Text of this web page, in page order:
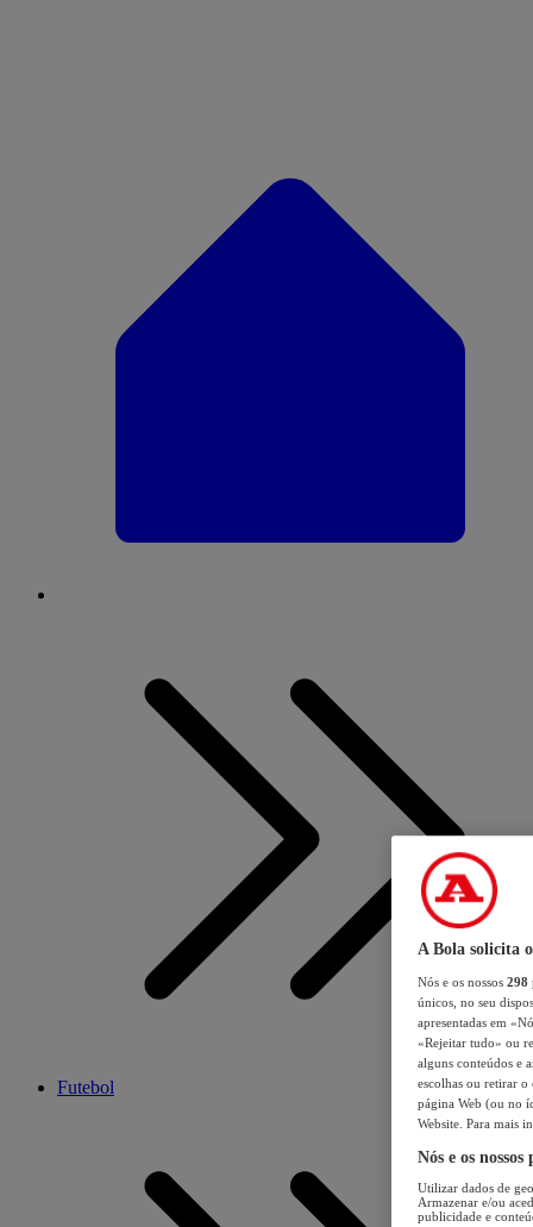
Futebol
A Bola solicita
Nós e os nossos 298
únicos, no seu
apresentadas em
«Rejeitar tudo» ou
alguns conteúdos e
escolhas ou retirar
página Web (ou no
Website. Para mais
Nós e os
Utilizar dados de
Armazenar e/ou
publicidade e